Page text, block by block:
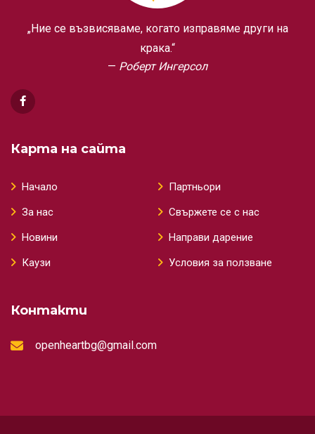
„Ние се възвисяваме, когато изправяме други на
крака.“
Роберт Ингерсол
Карта на сайта
Начало
За нас
Новини
Каузи
Партньори
Свържете се с нас
Направи дарение
Условия за ползване
Контакти
openheartbg@gmail.com